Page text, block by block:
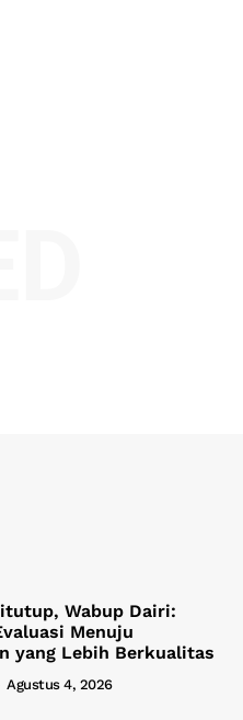
Wabup Dairi:
Menuju
yang Lebih Berkualitas
Agustus 4, 2026